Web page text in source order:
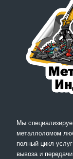
Мы
металлоломом
полный цикл
вывоза и